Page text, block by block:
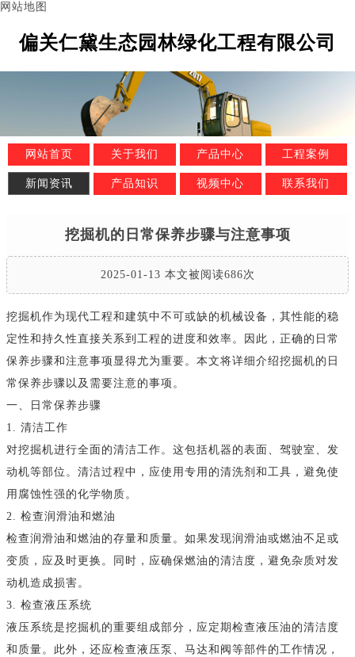
网站地图
偏关仁黛生态园林绿化工程有限公司
网站首页 关于我们 产品中心 工程案例
新闻资讯 产品知识 视频中心 联系我们
挖掘机的日常保养步骤与注意事项
2025-01-13 本文被阅读686次
挖掘机作为现代工程和建筑中不可或缺的机械设备，其性能的稳
定性和持久性直接关系到工程的进度和效率。因此，正确的日常
保养步骤和注意事项显得尤为重要。本文将详细介绍挖掘机的日
常保养步骤以及需要注意的事项。
一、日常保养步骤
1. 清洁工作
对挖掘机进行全面的清洁工作。这包括机器的表面、驾驶室、发
动机等部位。清洁过程中，应使用专用的清洗剂和工具，避免使
用腐蚀性强的化学物质。
2. 检查润滑油和燃油
检查润滑油和燃油的存量和质量。如果发现润滑油或燃油不足或
变质，应及时更换。同时，应确保燃油的清洁度，避免杂质对发
动机造成损害。
3. 检查液压系统
液压系统是挖掘机的重要组成部分，应定期检查液压油的清洁度
和质量。此外，还应检查液压泵、马达和阀等部件的工作情况，